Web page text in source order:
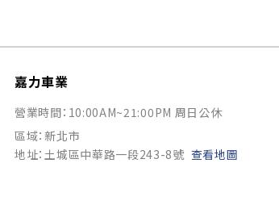
嘉力車業
營業時間：10:00AM~21:00PM 周日公休
區域：新北市
地址：土城區中華路一段243-8號 查看地圖